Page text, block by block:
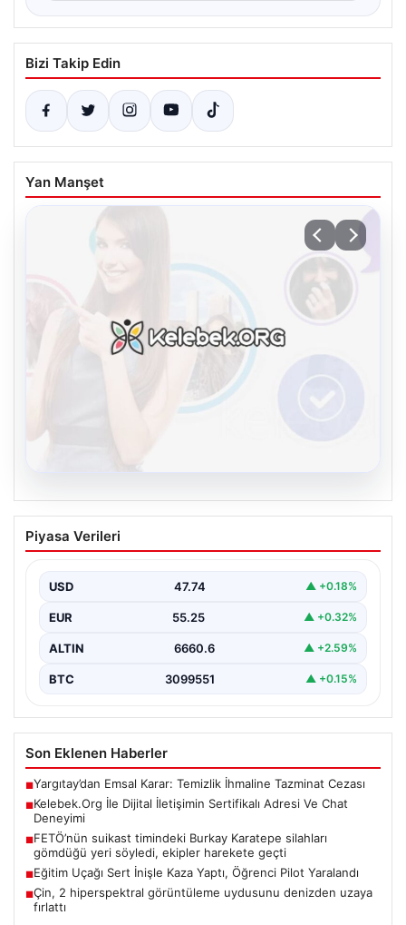
Bizi Takip Edin
Yan Manşet
Kelebek.Org İle Dijital İletişimin
Sertifikalı Adresi Ve Chat Deneyimi
kurması kritik bir değer ifade etmektedir. Günümüzde…
Piyasa Verileri
USD 47.74 ▲ +0.18%
EUR 55.25 ▲ +0.32%
ALTIN 6660.6 ▲ +2.59%
BTC 3099551 ▲ +0.15%
Son Eklenen Haberler
■Yargıtay’dan Emsal Karar: Temizlik İhmaline Tazminat Cezası
■Kelebek.Org İle Dijital İletişimin Sertifikalı Adresi Ve Chat
Deneyimi
■FETÖ’nün suikast timindeki Burkay Karatepe silahları
gömdüğü yeri söyledi, ekipler harekete geçti
■Eğitim Uçağı Sert İnişle Kaza Yaptı, Öğrenci Pilot Yaralandı
■Çin, 2 hiperspektral görüntüleme uydusunu denizden uzaya
fırlattı